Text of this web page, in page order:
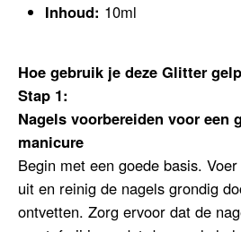
Inhoud: 10ml
Hoe gebruik je deze Glitter
Stap 1:
Nagels voorbereiden voor een
manicure
Begin met een goede basis.
uit en reinig de nagels grondig
ontvetten. Zorg ervoor dat de